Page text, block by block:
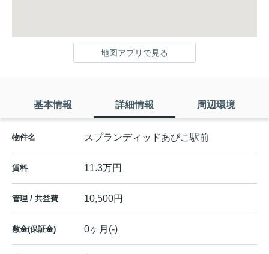
地図アプリで見る
基本情報 詳細情報 周辺環境
物件名 スプランディッドあびこ駅前
賃料 11.3万円
管理 / 共益費 10,500円
敷金(保証金) 0ヶ月(-)